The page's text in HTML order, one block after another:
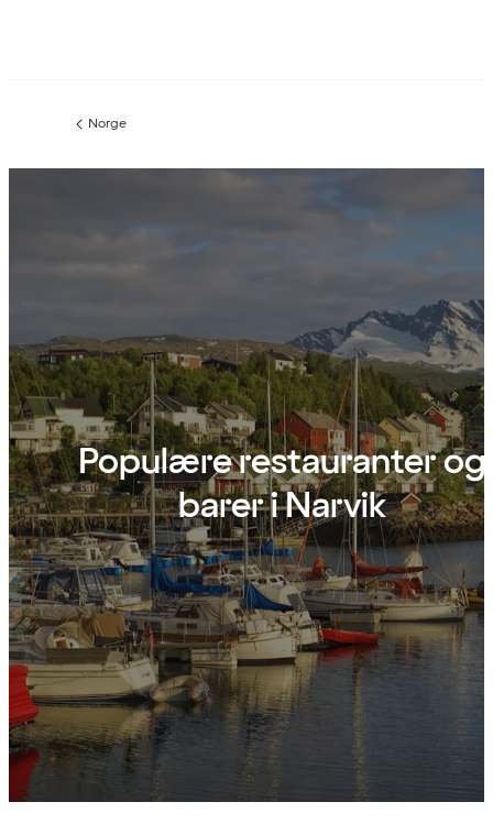
Forrige
:
Norge
Populære restauranter og
barer i Narvik